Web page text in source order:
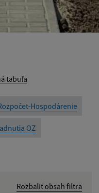
tabuľa
Hospodárenie
OZ
Rozbaliť obsah filtra